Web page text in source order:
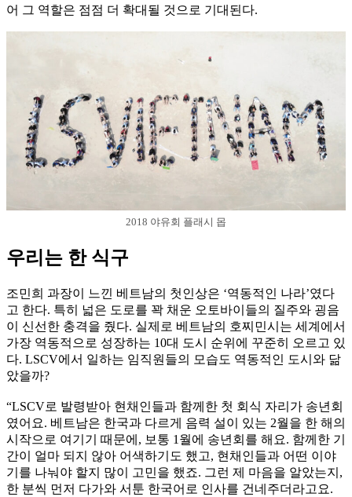
어 그 역할은 점점 더 확대될 것으로 기대된다.
2018 야유회 플래시 몹
우리는 한 식구
조민희 과장이 느낀 베트남의 첫인상은 ‘역동적인 나라’였다
고 한다. 특히 넓은 도로를 꽉 채운 오토바이들의 질주와 굉음
이 신선한 충격을 줬다. 실제로 베트남의 호찌민시는 세계에서
가장 역동적으로 성장하는 10대 도시 순위에 꾸준히 오르고 있
다. LSCV에서 일하는 임직원들의 모습도 역동적인 도시와 닮
았을까?
“LSCV로 발령받아 현채인들과 함께한 첫 회식 자리가 송년회
였어요. 베트남은 한국과 다르게 음력 설이 있는 2월을 한 해의
시작으로 여기기 때문에, 보통 1월에 송년회를 해요. 함께한 기
간이 얼마 되지 않아 어색하기도 했고, 현채인들과 어떤 이야
기를 나눠야 할지 많이 고민을 했죠. 그런 제 마음을 알았는지,
한 분씩 먼저 다가와 서툰 한국어로 인사를 건네주더라고요.